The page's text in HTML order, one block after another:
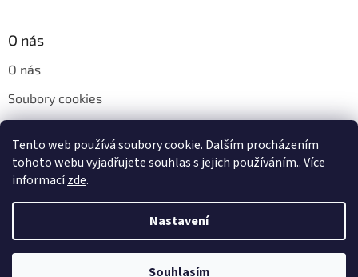
Tento web používá soubory cookie. Dalším procházením
tohoto webu vyjadřujete souhlas s jejich používáním.. Více
informacízde.
Nastavení
Souhlasím
O nás
O nás
Soubory cookies
Kontakty
Vytvořil Shoptet
H+H obal s.r.o.. Všechna práva vyhrazena.